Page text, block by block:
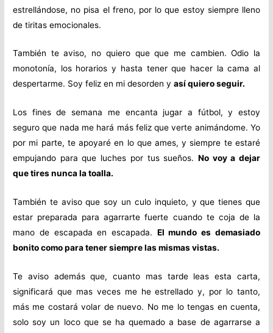
estrellándose, no pisa el freno, por lo que estoy siempre lleno
de tiritas emocionales.
También te aviso, no quiero que que me cambien. Odio la
monotonía, los horarios y hasta tener que hacer la cama al
despertarme. Soy feliz en mi desorden yasí quiero seguir.
Los fines de semana me encanta jugar a fútbol, y estoy
seguro que nada me hará más feliz que verte animándome. Yo
por mi parte, te apoyaré en lo que ames, y siempre te estaré
empujando para que luches por tus sueños. No voy a dejar
que tires nunca la toalla.
También te aviso que soy un culo inquieto, y que tienes que
estar preparada para agarrarte fuerte cuando te coja de la
mano de escapada en escapada. El mundo es demasiado
bonito como para tener siempre las mismas vistas.
Te aviso además que, cuanto mas tarde leas esta carta,
significará que mas veces me he estrellado y, por lo tanto,
más me costará volar de nuevo. No me lo tengas en cuenta,
solo soy un loco que se ha quemado a base de agarrarse a